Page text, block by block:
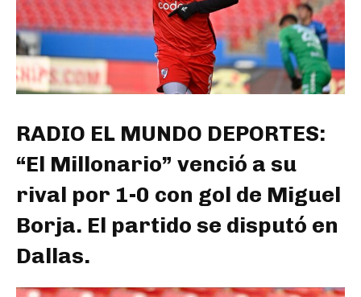
RADIO EL MUNDO DEPORTES:
“El Millonario” venció a su
rival por 1-0 con gol de Miguel
Borja. El partido se disputó en
Dallas.